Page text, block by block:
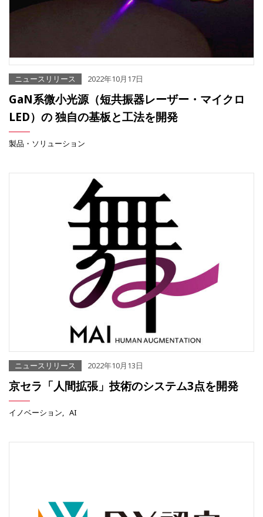
ニュースリリース 2022年10月17日
GaN系微小光源（短共振器レーザー・マイクロ
LED）の 独自の基板と工法を開発
製品・ソリューション
ニュースリリース 2022年10月13日
京セラ「人間拡張」技術のシステム3点を開発
イノベーション AI